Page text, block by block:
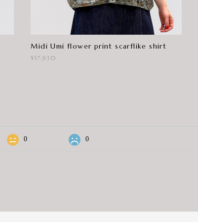
Midi Umi flower print scarflike shirt
¥17,930
0 0